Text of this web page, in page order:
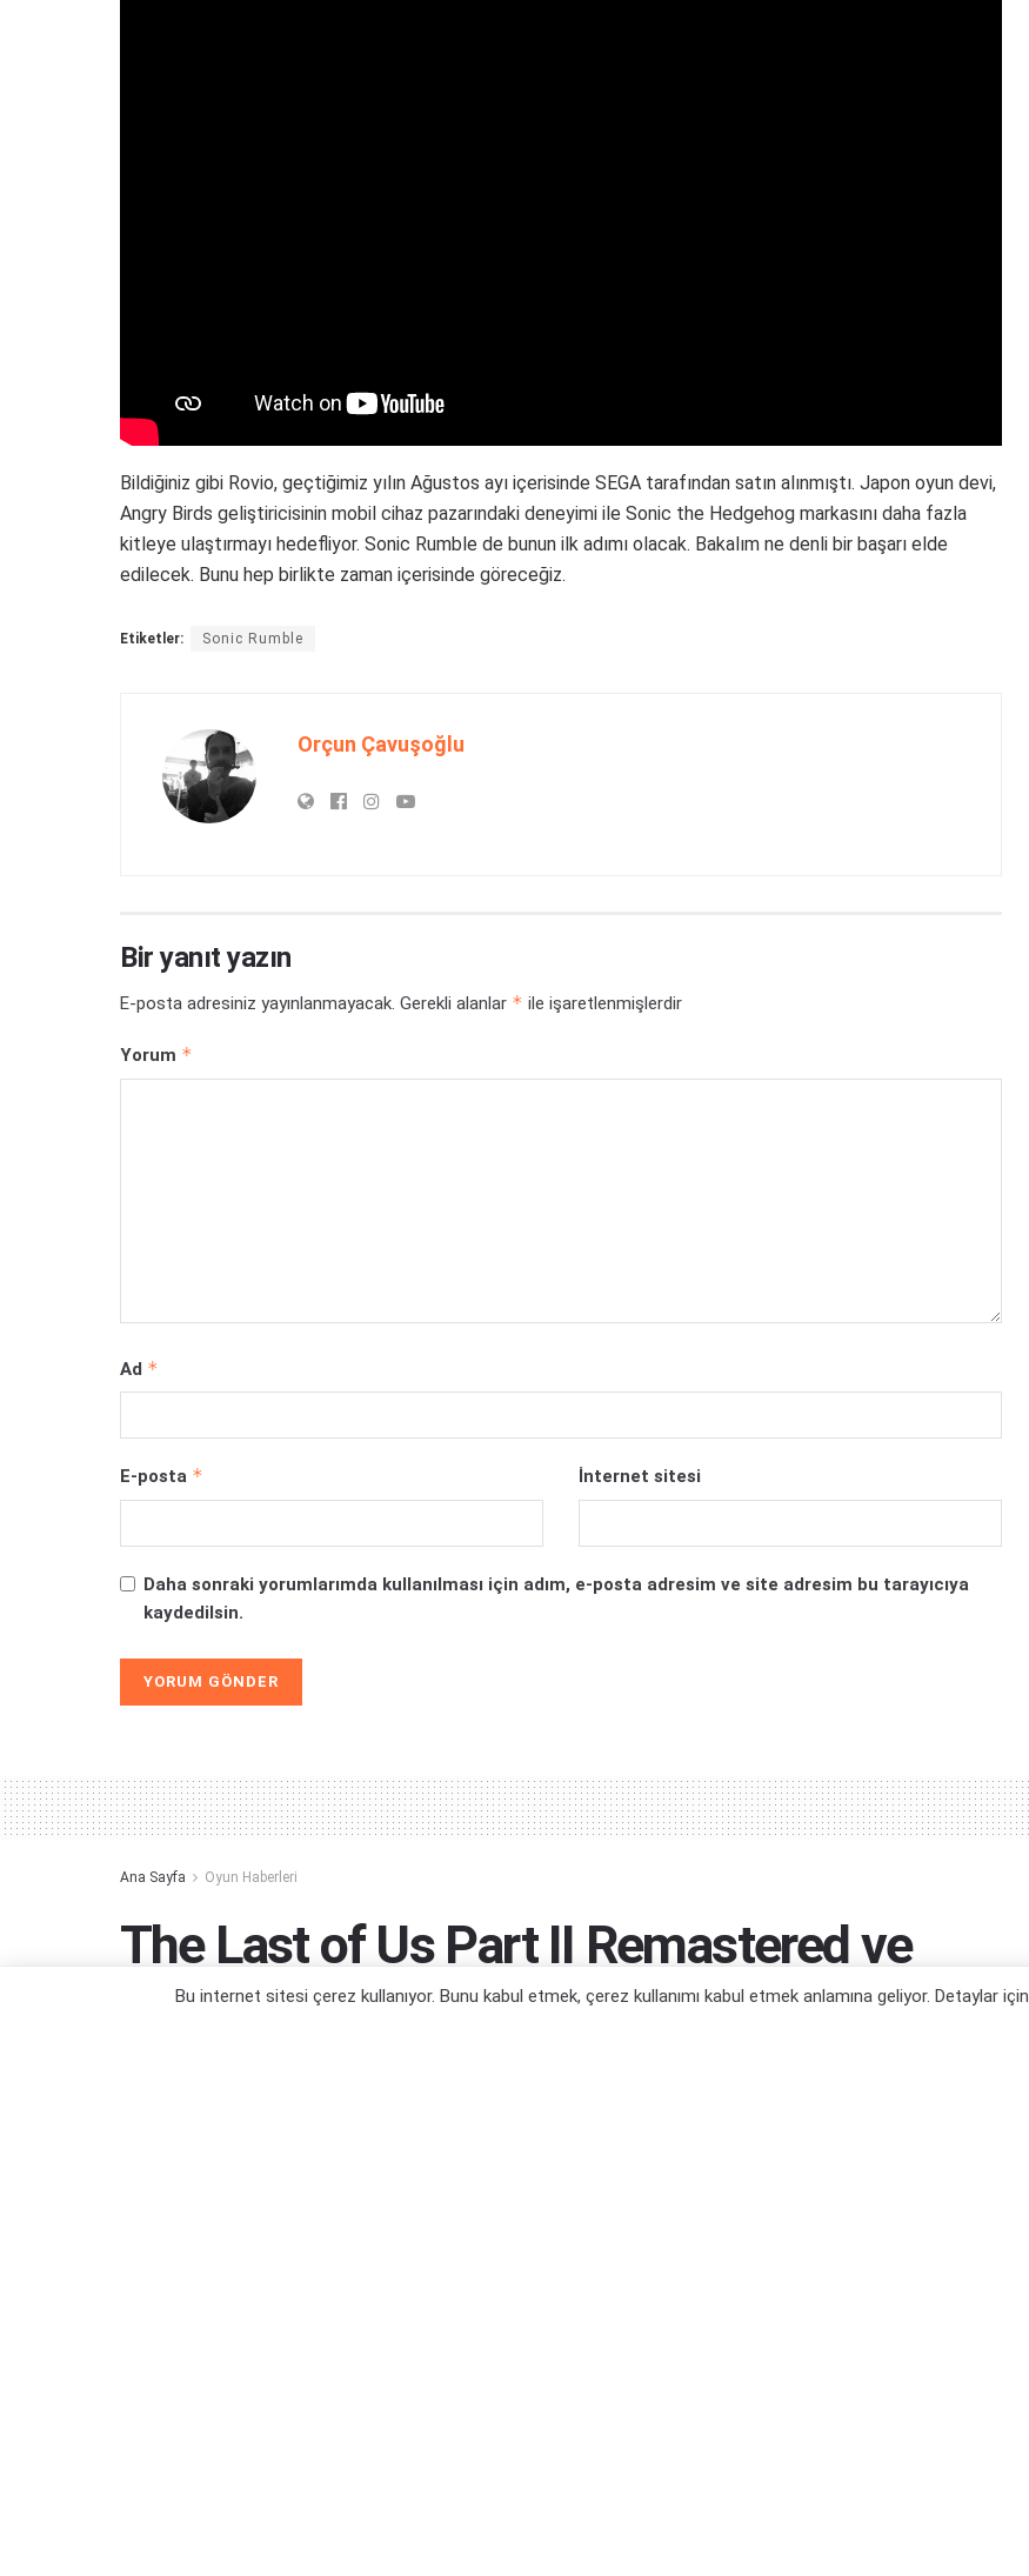
Bildiğiniz gibi Rovio, geçtiğimiz yılın Ağustos ayı içerisinde SEGA tarafından satın alınmıştı. Japon oyun devi,
Angry Birds geliştiricisinin mobil cihaz pazarındaki deneyimi ile Sonic the Hedgehog markasını daha fazla
kitleye ulaştırmayı hedefliyor. Sonic Rumble de bunun ilk adımı olacak. Bakalım ne denli bir başarı elde
edilecek. Bunu hep birlikte zaman içerisinde göreceğiz.
Etiketler: Sonic Rumble
Orçun Çavuşoğlu
Bir yanıt yazın
E-posta adresiniz yayınlanmayacak. Gerekli alanlar * ile işaretlenmişlerdir
Yorum *
Ad *
E-posta * İnternet sitesi
Daha sonraki yorumlarımda kullanılması için adım, e-posta adresim ve site adresim bu tarayıcıya
kaydedilsin.
Ana Sayfa Oyun Haberleri
The Last of Us Part II Remastered ve
Dahası için DLSS 4 ve Çoklu Kare
Bu internet sitesi çerez kullanıyor. Bunu kabul etmek, çerez kullanımı kabul etmek anlamına geliyor. Detaylar için